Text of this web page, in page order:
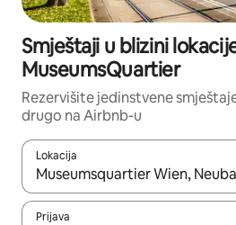
Smještaji u blizini
MuseumsQuartier
Rezervišite jedinstvene
drugo na Airbnb-u
Lokacija
Kad su rezultati dostupni,
Prijava